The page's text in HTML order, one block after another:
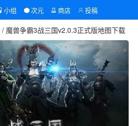
小组 次元 商店 投稿
/ 魔兽争霸3战三国v2.0.3正式版地图下载